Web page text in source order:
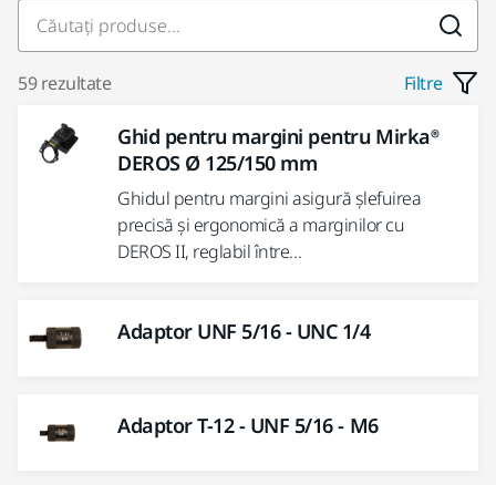
59 rezultate Filtre
Ghid pentru margini pentru Mirka®
DEROS Ø 125/150 mm
Ghidul pentru margini asigură șlefuirea
precisă și ergonomică a marginilor cu
DEROS II, reglabil între...
Adaptor UNF 5/16 - UNC 1/4
Adaptor T-12 - UNF 5/16 - M6